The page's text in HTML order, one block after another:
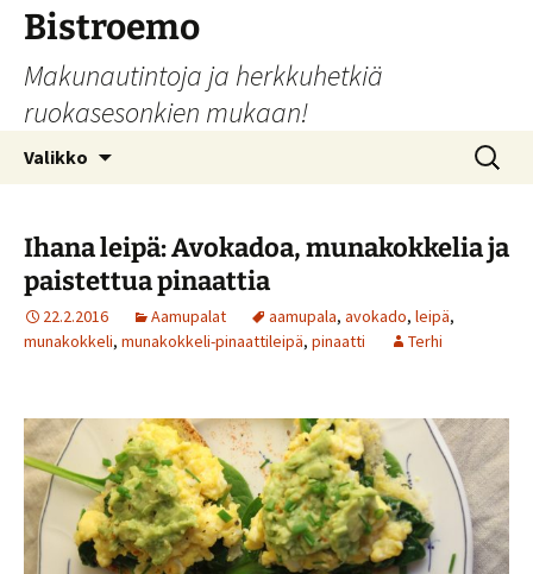
Siirry
sisältöön
Bistroemo
Makunautintoja ja herkkuhetkiä
ruokasesonkien mukaan!
Valikko Haku:
Ihana leipä: Avokadoa, munakokkelia ja
paistettua pinaattia
22.2.2016 Aamupalat aamupala, avokado, leipä,
munakokkeli, munakokkeli-pinaattileipä, pinaatti Terhi